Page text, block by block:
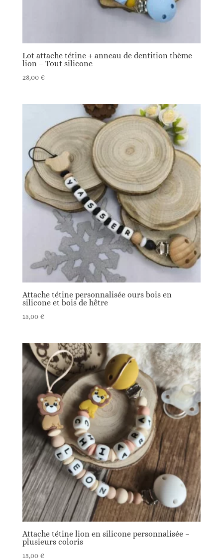
Lot attache tétine + anneau de dentition thème
lion – Tout silicone
28,00 €
Attache tétine personnalisée ours bois en
silicone et bois de hêtre
15,00 €
Attache tétine lion en silicone personnalisée –
plusieurs coloris
15,00 €